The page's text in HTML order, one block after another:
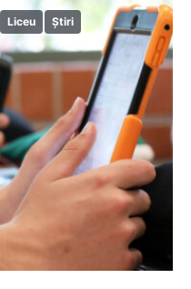
Liceu Știri